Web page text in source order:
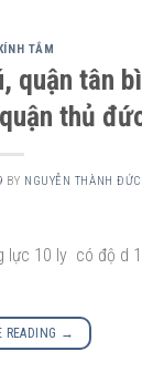
TẮM
tân
thủ
BY NGUYỄN THÀNH ĐỨC
10 ly có độ d
READING →